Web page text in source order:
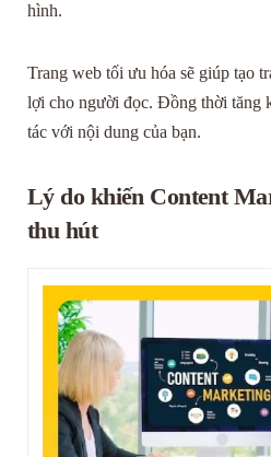
hình.
Trang web tối ưu hóa sẽ giúp tạo
lợi cho người đọc. Đồng thời tăng
tác với nội dung của bạn.
Lý do khiến Content
thu hút